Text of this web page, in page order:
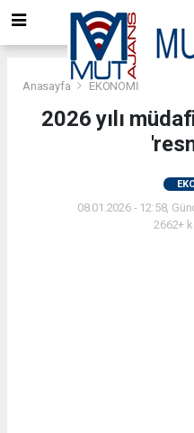
Anasayfa EKONOMİ
2026 yılı
08.01.2026 - 12:58,
2662+